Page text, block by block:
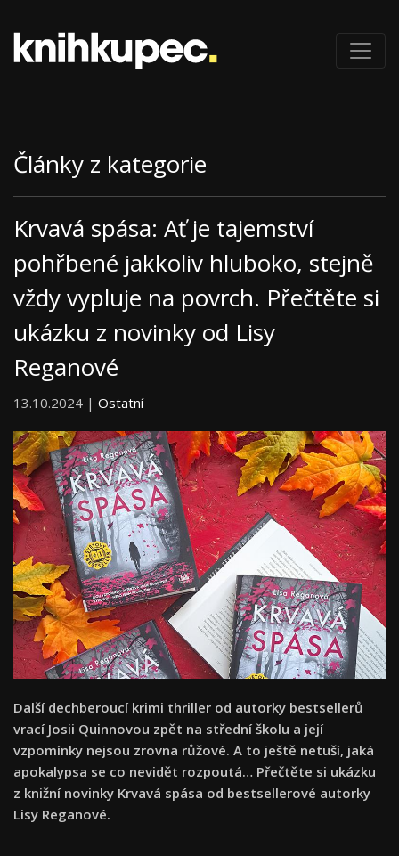
Články z kategorie
Krvavá spása: Ať je tajemství
pohřbené jakkoliv hluboko, stejně
vždy vypluje na povrch. Přečtěte si
ukázku z novinky od Lisy
Reganové
13.10.2024 | Ostatní
Další dechberoucí krimi thriller od autorky bestsellerů
vrací Josii Quinnovou zpět na střední školu a její
vzpomínky nejsou zrovna růžové. A to ještě netuší, jaká
apokalypsa se co nevidět rozpoutá… Přečtěte si ukázku
z knižní novinky Krvavá spása od bestsellerové autorky
Lisy Reganové.